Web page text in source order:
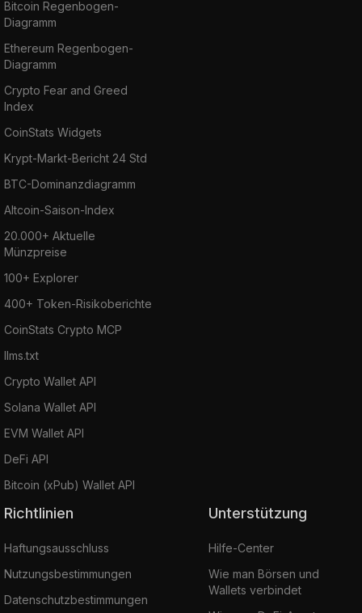
Bitcoin Regenbogen-
Diagramm
Ethereum Regenbogen-
Diagramm
Crypto Fear and Greed
Index
CoinStats Widgets
Krypt-Markt-Bericht 24 Std
BTC-Dominanzdiagramm
Altcoin-Saison-Index
20.000+ Aktuelle
Münzpreise
100+ Explorer
400+ Token-Risikoberichte
CoinStats Crypto MCP
llms.txt
Crypto Wallet API
Solana Wallet API
EVM Wallet API
DeFi API
Bitcoin (xPub) Wallet API
Richtlinien
Haftungsausschluss
Nutzungsbestimmungen
Datenschutzbestimmungen
Unterstützung
Hilfe-Center
Wie man Börsen und
Wallets verbindet